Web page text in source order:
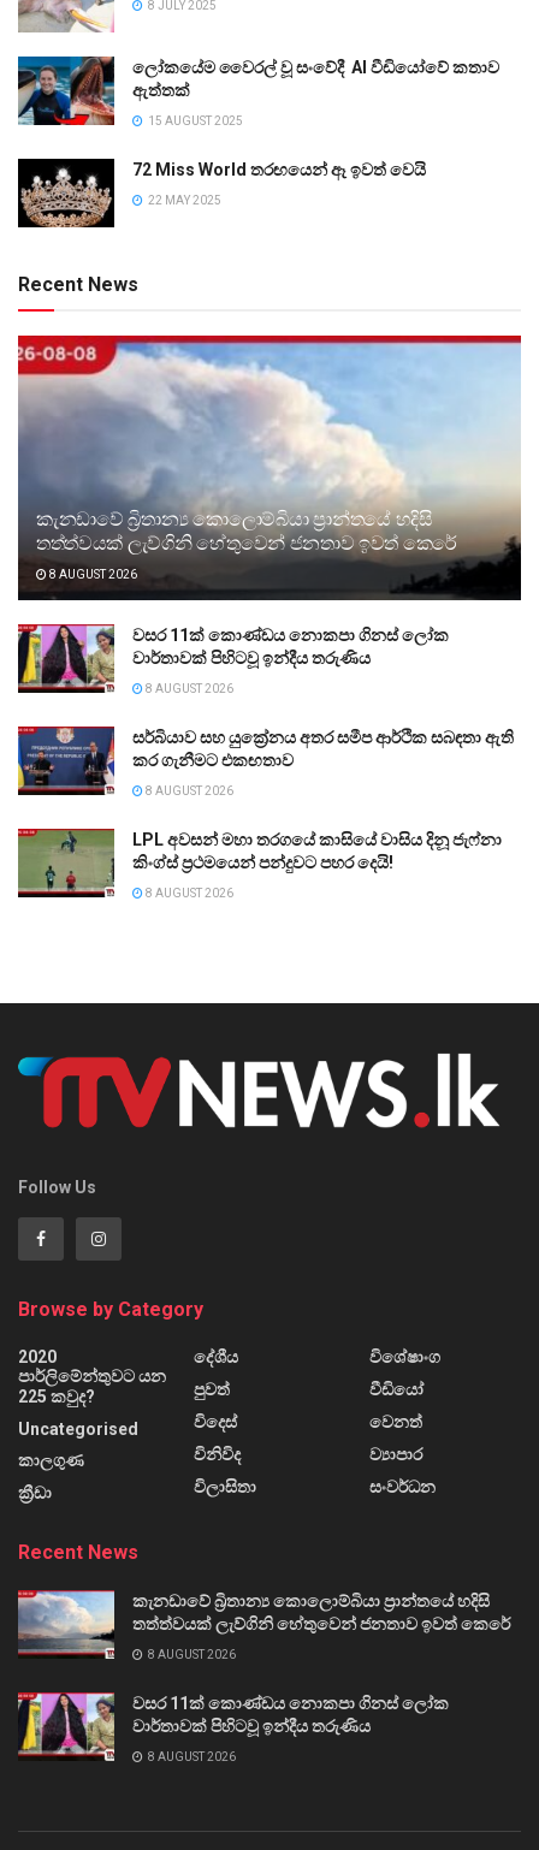
8 JULY 2025
ලෝකයේම වෛරල් වූ සංවේදී AI වීඩියෝවේ කතාව
ඇත්තක්
15 AUGUST 2025
72 Miss World තරඟයෙන් ඈ ඉවත් වෙයි
22 MAY 2025
Recent News
කැනඩාවේ බ්‍රිතාන්‍ය කොලොම්බියා ප්‍රාන්තයේ හදිසි
තත්ත්වයක් ලැව්ගිනි හේතුවෙන් ජනතාව ඉවත් කෙරේ
8 AUGUST 2026
වසර 11ක් කොණ්ඩය නොකපා ගිනස් ලෝක
වාර්තාවක් පිහිටවූ ඉන්දීය තරුණිය
8 AUGUST 2026
සර්බියාව සහ යුක්‍රේනය අතර සමීප ආර්ථික සබඳතා ඇති
කර ගැනීමට එකඟතාව
8 AUGUST 2026
LPL අවසන් මහා තරගයේ කාසියේ වාසිය දිනූ ජැෆ්නා
කිංග්ස් ප්‍රථමයෙන් පන්දුවට පහර දෙයි!
8 AUGUST 2026
Follow Us
Browse by Category
2020
පාර්ලිමේන්තුවට යන
225 කවුද?
Uncategorised
කාලගුණ
ක්‍රීඩා
දේශීය
පුවත්
විදෙස්
විනිවිද
විලාසිතා
විශේෂාංග
වීඩියෝ
වෙනත්
ව්‍යාපාර
සංවර්ධන
Recent News
කැනඩාවේ බ්‍රිතාන්‍ය කොලොම්බියා ප්‍රාන්තයේ හදිසි
තත්ත්වයක් ලැව්ගිනි හේතුවෙන් ජනතාව ඉවත් කෙරේ
8 AUGUST 2026
වසර 11ක් කොණ්ඩය නොකපා ගිනස් ලෝක
වාර්තාවක් පිහිටවූ ඉන්දීය තරුණිය
8 AUGUST 2026